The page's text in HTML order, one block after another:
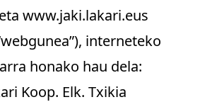
www.jaki.lakari.eus
interneteko
honako hau dela:
Koop. Elk. Txikia